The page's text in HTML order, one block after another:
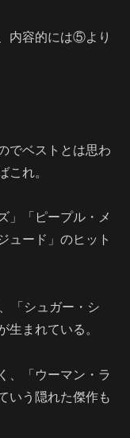
内容的には⑤より
でベストとは思わ
これ。
」「ピープル・メ
ュード」のヒット
「シュガー・シ
生まれている。
、「ウーマン・ラ
いう隠れた傑作も